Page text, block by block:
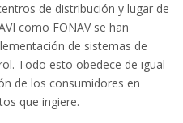
de distribución y lugar de
como FONAV se han
de sistemas de
Todo esto obedece de igual
de los consumidores en
que ingiere.